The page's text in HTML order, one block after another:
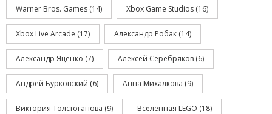
Warner Bros. Games (14) Xbox Game Studios (16)
Xbox Live Arcade (17) Александр Робак (14)
Александр Яценко (7) Алексей Серебряков (6)
Андрей Бурковский (6) Анна Михалкова (9)
Виктория Толстоганова (9) Вселенная LEGO (18)